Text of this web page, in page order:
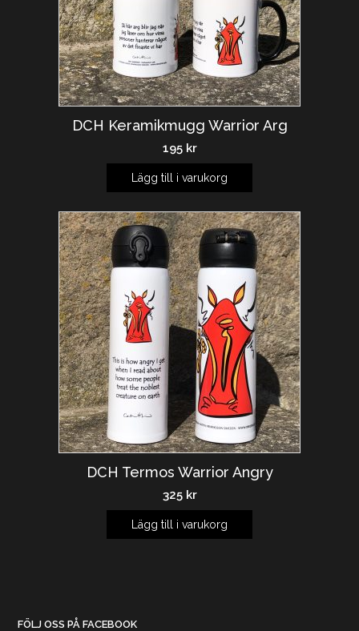
DCH Keramikmugg Warrior Arg
195 kr
Lägg till i varukorg
DCH Termos Warrior Angry
325 kr
Lägg till i varukorg
FÖLJ OSS PÅ FACEBOOK